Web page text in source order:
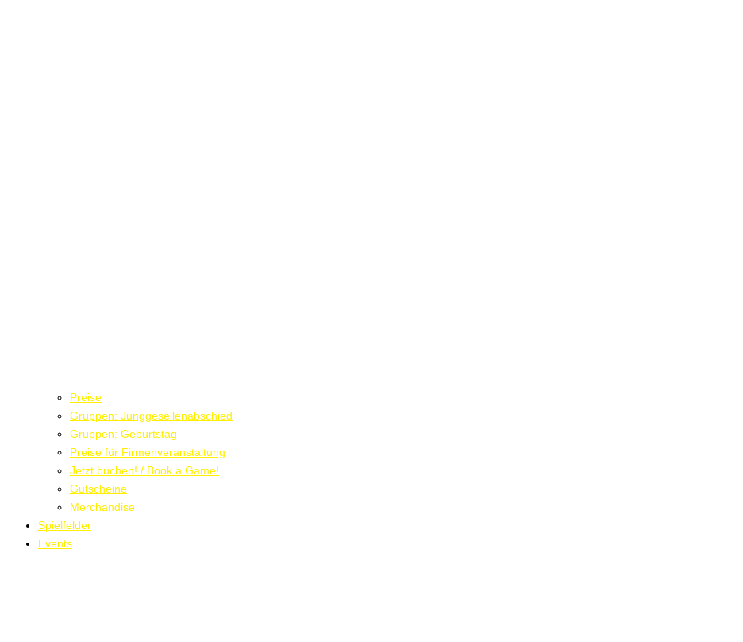
Preise
Gruppen: Junggesellenabschied
Gruppen: Geburtstag
Preise für Firmenveranstaltung
Jetzt buchen! / Book a Game!
Gutscheine
Merchandise
Spielfelder
Events